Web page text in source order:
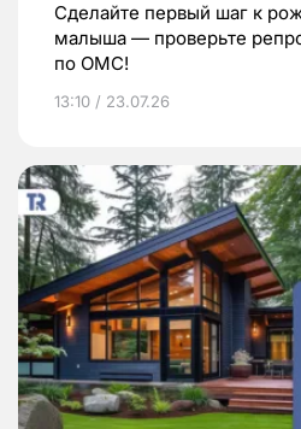
Сделайте первый шаг к
малыша — проверьте
по ОМС!
13:10 / 23.07.26